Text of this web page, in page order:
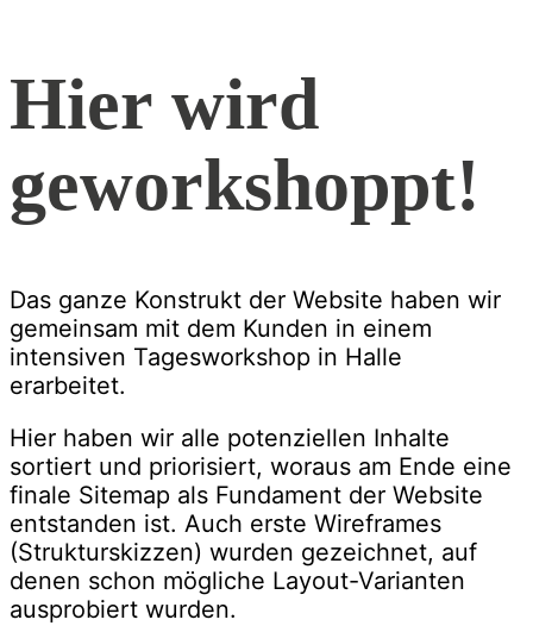
Hier wird
geworkshoppt!
Das ganze Konstrukt der Website haben wir
gemeinsam mit dem Kunden in einem
intensiven Tagesworkshop in Halle
erarbeitet.
Hier haben wir alle potenziellen Inhalte
sortiert und priorisiert, woraus am Ende eine
finale Sitemap als Fundament der Website
entstanden ist. Auch erste Wireframes
(Strukturskizzen) wurden gezeichnet, auf
denen schon mögliche Layout-Varianten
ausprobiert wurden.